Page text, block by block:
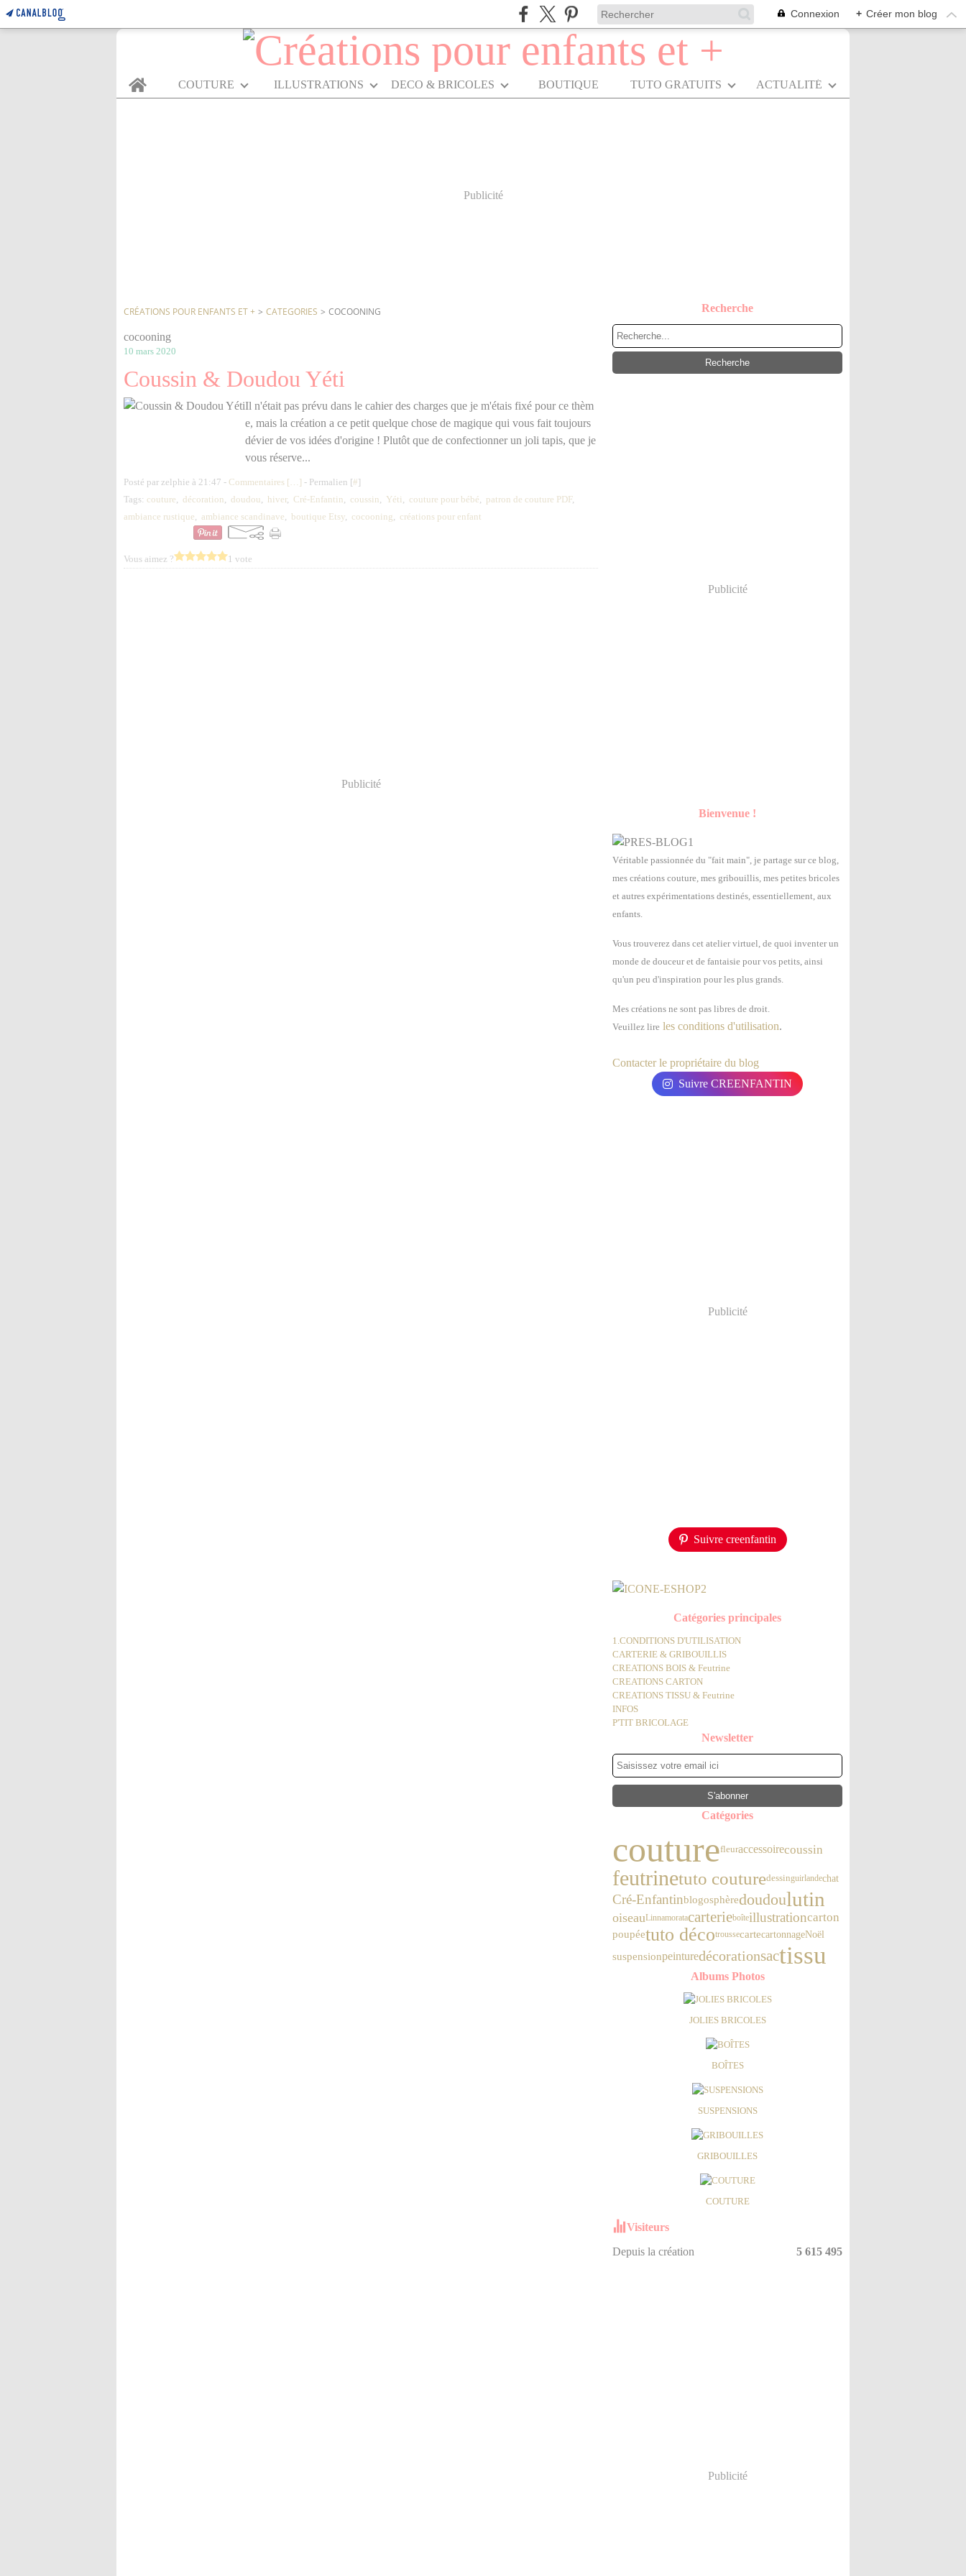
Connexion + Créer mon blog
Home
COUTURE ILLUSTRATIONS DECO & BRICOLES BOUTIQUE TUTO GRATUITS ACTUALITÉ
Publicité
CRÉATIONS POUR ENFANTS ET + > CATEGORIES > COCOONING
cocooning
10 mars 2020
Coussin & Doudou Yéti
Il n'était pas prévu dans le cahier des charges que je m'étais fixé pour ce thèm
e, mais la création a ce petit quelque chose de magique qui vous fait toujours
dévier de vos idées d'origine ! Plutôt que de confectionner un joli tapis, que je
vous réserve...
Posté par zelphie à 21:47 - Commentaires [… ] - Permalien [#]
Tags: couture, décoration, doudou, hiver, Cré-Enfantin, coussin, Yéti, couture pour bébé, patron de couture PDF,
ambiance rustique, ambiance scandinave, boutique Etsy, cocooning, créations pour enfant
Vous aimez ? 1 vote
Publicité
Recherche
Publicité
Bienvenue !
Véritable passionnée du "fait main", je partage sur ce blog,
mes créations couture, mes gribouillis, mes petites bricoles
et autres expérimentations destinés, essentiellement, aux
enfants.
Vous trouverez dans cet atelier virtuel, de quoi inventer un
monde de douceur et de fantaisie pour vos petits, ainsi
qu'un peu d'inspiration pour les plus grands.
Mes créations ne sont pas libres de droit.
Veuillez lire les conditions d'utilisation.
Contacter le propriétaire du blog
Suivre CREENFANTIN
Publicité
Suivre creenfantin
Catégories principales
1.CONDITIONS D'UTILISATION
CARTERIE & GRIBOUILLIS
CREATIONS BOIS & Feutrine
CREATIONS CARTON
CREATIONS TISSU & Feutrine
INFOS
P'TIT BRICOLAGE
Newsletter
Catégories
couturefleuraccessoirecoussin
feutrinetuto couturedessinguirlandechat
Cré-Enfantinblogosphèredoudoulutin
oiseauLinnamoratacarterieboîteillustrationcarton
poupéetuto décotroussecartecartonnageNoël
suspensionpeinturedécorationsactissu
Albums Photos
JOLIES BRICOLES
BOÎTES
SUSPENSIONS
GRIBOUILLES
COUTURE
Visiteurs
Depuis la création
5 615 495
Publicité